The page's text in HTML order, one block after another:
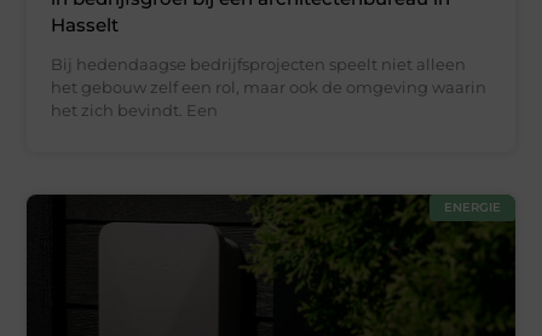
Hasselt
Bij hedendaagse bedrijfsprojecten speelt niet alleen
het gebouw zelf een rol, maar ook de omgeving waarin
het zich bevindt. Een
ENERGIE